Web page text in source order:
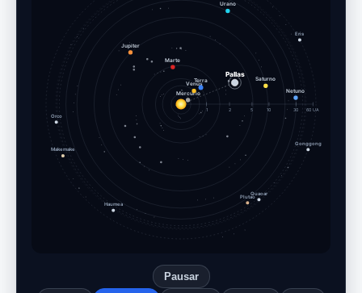
1 2 5 10 30 60 UA
Mercurio
Venus
Marte
Jupiter
Saturno
Urano
Netuno
Plutao
Haumea
Makemake
Eris
Quaoar
Orco
Gonggong
Pallas
Pausar